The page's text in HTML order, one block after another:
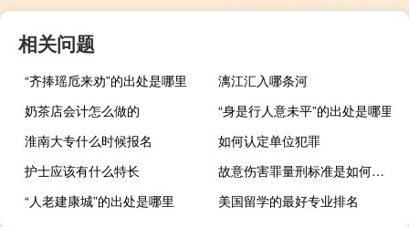
相关问题
“齐捧瑶卮来劝”的出处是哪里
漓江汇入哪条河
奶茶店会计怎么做的
“身是行人意未平”的出处是哪里
淮南大专什么时候报名
如何认定单位犯罪
护士应该有什么特长
故意伤害罪量刑标准是如何规定
“人老建康城”的出处是哪里
美国留学的最好专业排名